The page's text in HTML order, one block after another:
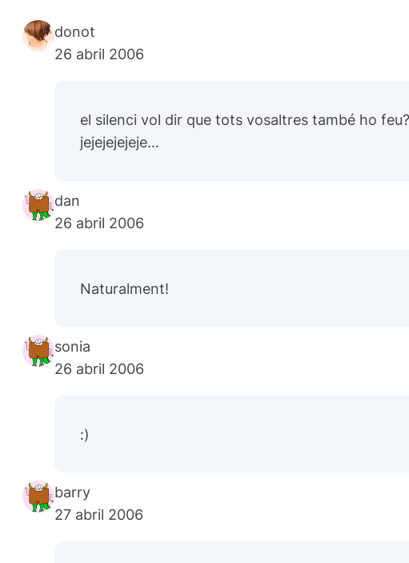
donot
26 abril 2006
el silenci vol dir que tots vosaltres també ho feu?
jejejejejeje…
dan
26 abril 2006
Naturalment!
sonia
26 abril 2006
:)
barry
27 abril 2006